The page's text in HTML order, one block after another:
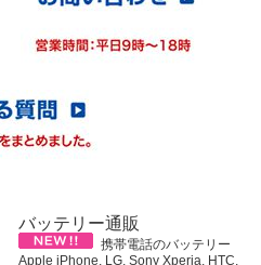
バッテリー通販
携帯電話のバッテリー
Apple iPhone, LG, Sony Xperia, HTC,